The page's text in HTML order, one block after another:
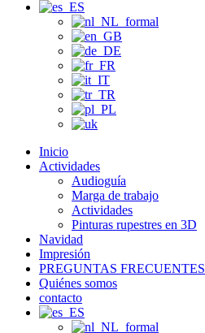
Inicio
Actividades
Audioguía
Marga de trabajo
Actividades
Pinturas rupestres en 3D
Navidad
Impresión
PREGUNTAS FRECUENTES
Quiénes somos
contacto